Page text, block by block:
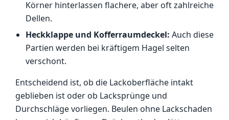
Körner hinterlassen flachere, aber oft zahlreiche
Dellen.
Heckklappe und Kofferraumdeckel: Auch diese
Partien werden bei kräftigem Hagel selten
verschont.
Entscheidend ist, ob die Lackoberfläche intakt
geblieben ist oder ob Lacksprünge und
Durchschläge vorliegen. Beulen ohne Lackschaden